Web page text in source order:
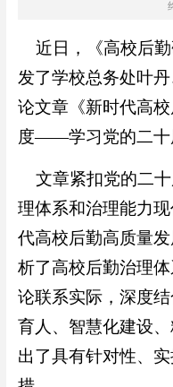
近日，《高校后
发了学校总务处叶
论文章《新时代高
度——学习党的二十
文章紧扣党的二
理体系和治理能力
代高校后勤高质量
析了高校后勤治理
论联系实际，深度
育人、智慧化建设
出了具有针对性、